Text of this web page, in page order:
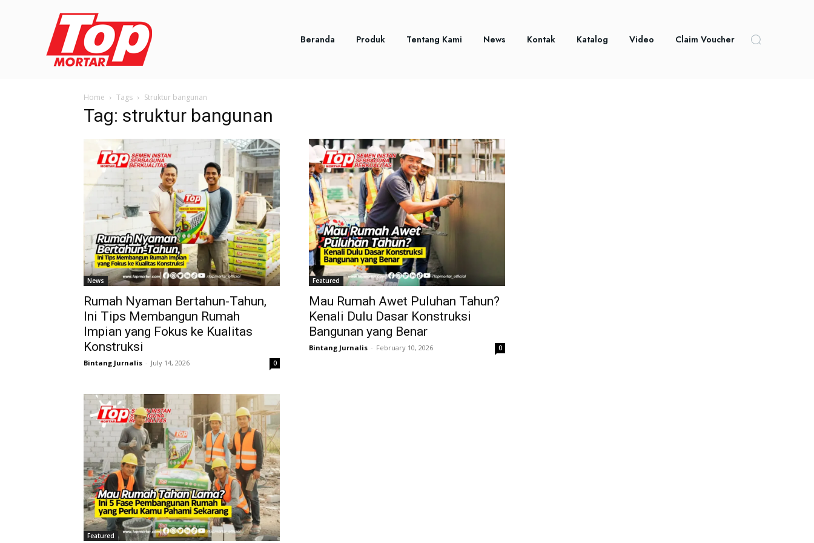
Beranda Produk Tentang Kami News Kontak Katalog Video Claim Voucher
Home Tags Struktur bangunan
Tag: struktur bangunan
News
Rumah Nyaman Bertahun-Tahun,
Ini Tips Membangun Rumah
Impian yang Fokus ke Kualitas
Konstruksi
Bintang Jurnalis - July 14, 2026 0
Featured
Mau Rumah Awet Puluhan Tahun?
Kenali Dulu Dasar Konstruksi
Bangunan yang Benar
Bintang Jurnalis - February 10, 2026 0
Featured